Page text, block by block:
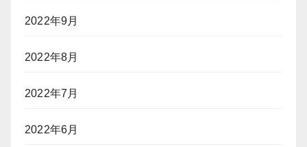
2022年9月
2022年8月
2022年7月
2022年6月